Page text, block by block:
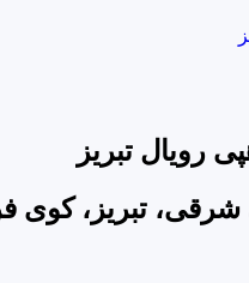
رویال تبریز
شرقی، تبریز، کوی